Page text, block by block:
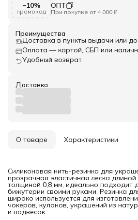
−10%
промокод
ОПТ
При покупке от 4 000 ₽
Преимущества
Доставка в пункты выдачи или
Оплата — картой, СБП или
Удобный возврат
Доставка
О товаре Характеристики
Силиконовая нить-резинка для
прозрачная эластичная леска
толщиной 0,8 мм, идеально подходит
бижутерии своими руками. Резинка
широко используется для
чокеров, кулонов, украшений из
и подвесок.